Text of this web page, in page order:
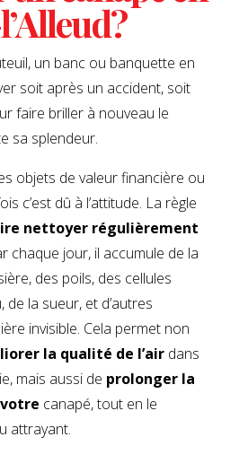
un banc ou banquette en
soit après un accident, soit
faire briller à nouveau le
sa splendeur.
objets de valeur financière ou
c’est dû à l’attitude. La règle
nettoyer régulièrement
chaque jour, il accumule de la
des poils, des cellules
la sueur, et d’autres
invisible. Cela permet non
la qualité de l’airdans
mais aussi de prolonger la
canapé, tout en le
attrayant.